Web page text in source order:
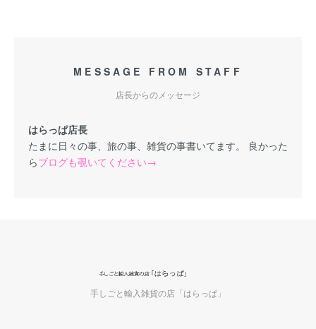
MESSAGE FROM STAFF
店長からのメッセージ
はらっぱ店長
たまに日々の事、旅の事、雑貨の事書いてます。 良かった
らブログも覗いてください→
手しごと輸入雑貨の店「はらっぱ」